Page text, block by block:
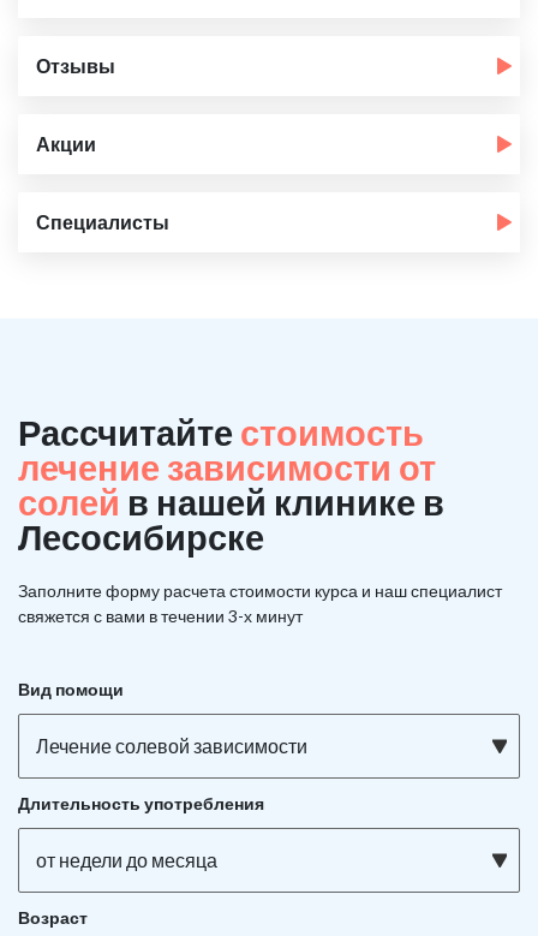
Отзывы
Акции
Специалисты
Рассчитайте стоимость
лечение зависимости от
солей в нашей клинике в
Лесосибирске
Заполните форму расчета стоимости курса и наш специалист
свяжется с вами в течении 3-х минут
Вид помощи
Лечение солевой зависимости
Длительность употребления
от недели до месяца
Возраст